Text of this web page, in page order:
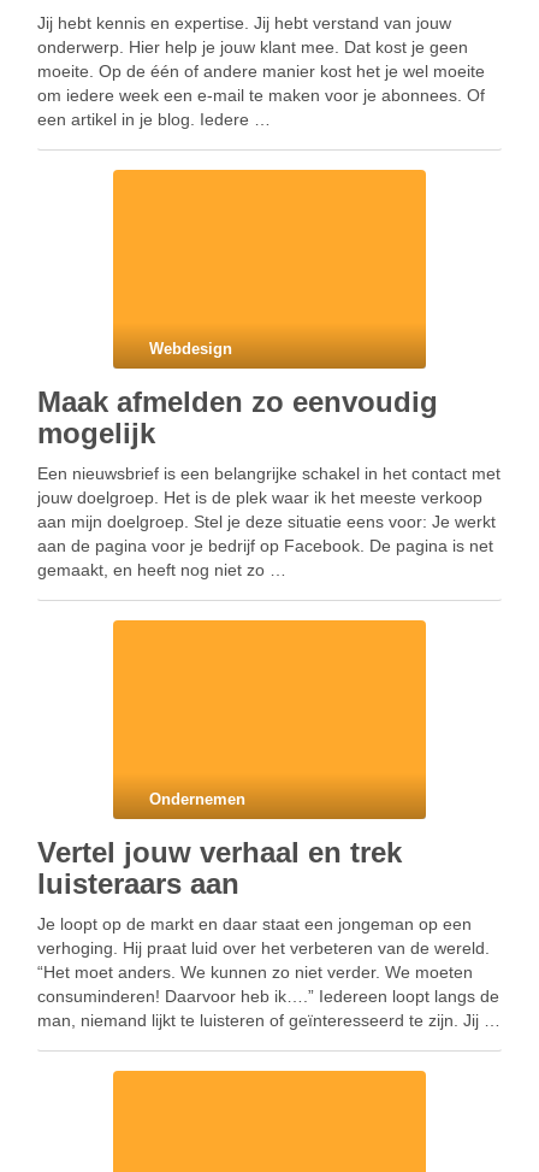
Jij hebt kennis en expertise. Jij hebt verstand van jouw
onderwerp. Hier help je jouw klant mee. Dat kost je geen
moeite. Op de één of andere manier kost het je wel moeite
om iedere week een e-mail te maken voor je abonnees. Of
een artikel in je blog. Iedere …
Webdesign
Maak afmelden zo eenvoudig
mogelijk
Een nieuwsbrief is een belangrijke schakel in het contact met
jouw doelgroep. Het is de plek waar ik het meeste verkoop
aan mijn doelgroep. Stel je deze situatie eens voor: Je werkt
aan de pagina voor je bedrijf op Facebook. De pagina is net
gemaakt, en heeft nog niet zo …
Ondernemen
Vertel jouw verhaal en trek
luisteraars aan
Je loopt op de markt en daar staat een jongeman op een
verhoging. Hij praat luid over het verbeteren van de wereld.
“Het moet anders. We kunnen zo niet verder. We moeten
consuminderen! Daarvoor heb ik….” Iedereen loopt langs de
man, niemand lijkt te luisteren of geïnteresseerd te zijn. Jij …